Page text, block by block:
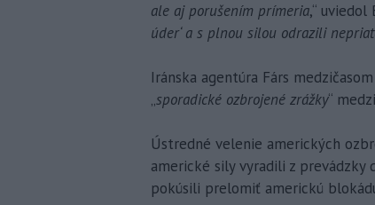
ale aj porušením prímeria,“ uviedol
úder‘ a s plnou silou odrazili
Iránska agentúra Fárs
„sporadické ozbrojené zrážky“
Ústredné velenie amerických
americké sily vyradili z prevádzky
pokúsili prelomiť americkú